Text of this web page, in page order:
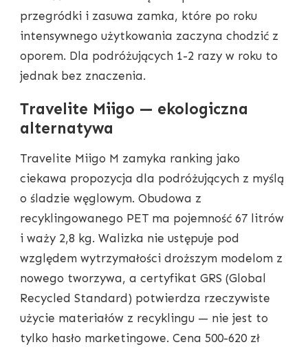
przegródki i zasuwa zamka, które po roku
intensywnego użytkowania zaczyna chodzić z
oporem. Dla podróżujących 1-2 razy w roku to
jednak bez znaczenia.
Travelite Miigo — ekologiczna
alternatywa
Travelite Miigo M zamyka ranking jako
ciekawa propozycja dla podróżujących z myślą
o śladzie węglowym. Obudowa z
recyklingowanego PET ma pojemność 67 litrów
i waży 2,8 kg. Walizka nie ustępuje pod
względem wytrzymałości droższym modelom z
nowego tworzywa, a certyfikat GRS (Global
Recycled Standard) potwierdza rzeczywiste
użycie materiałów z recyklingu — nie jest to
tylko hasło marketingowe. Cena 500-620 zł